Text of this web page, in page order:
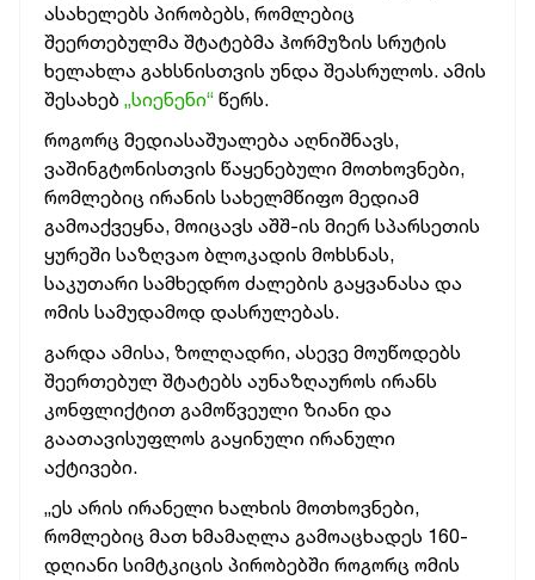
ასახელებს პირობებს, რომლებიც
შეერთებულმა შტატებმა ჰორმუზის სრუტის
ხელახლა გახსნისთვის უნდა შეასრულოს. ამის
შესახებ „სიენენი“ წერს.
როგორც მედიასაშუალება აღნიშნავს,
ვაშინგტონისთვის წაყენებული მოთხოვნები,
რომლებიც ირანის სახელმწიფო მედიამ
გამოაქვეყნა, მოიცავს აშშ-ის მიერ სპარსეთის
ყურეში საზღვაო ბლოკადის მოხსნას,
საკუთარი სამხედრო ძალების გაყვანასა და
ომის სამუდამოდ დასრულებას.
გარდა ამისა, ზოლღადრი, ასევე მოუწოდებს
შეერთებულ შტატებს აუნაზღაუროს ირანს
კონფლიქტით გამოწვეული ზიანი და
გაათავისუფლოს გაყინული ირანული
აქტივები.
„ეს არის ირანელი ხალხის მოთხოვნები,
რომლებიც მათ ხმამაღლა გამოაცხადეს 160-
დღიანი სიმტკიცის პირობებში როგორც ომის